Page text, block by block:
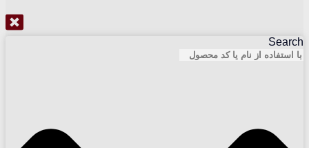
Search